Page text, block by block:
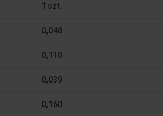
1 szt.
0,048
0,110
0,039
0,160